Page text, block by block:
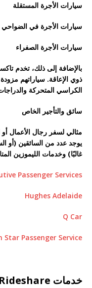
سيارات الأجرة المستقلة
سيارات الأجرة في الضواحي
سيارات الأجرة الصفراء
ذوي الإعاقة. سياراتهم
الكراسي المتحركة
سائق والتأجير الخاص
مثالي لسفر رجال الأعمال
يوجد عدد من السائقين (أو
غالبًا) وخدمات الليموزين
Passenger Services
Hughes Adelaide
Q Car
Star Passenger Service
خدمات Rideshare